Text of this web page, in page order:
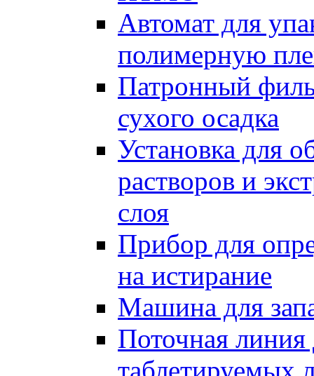
Автомат для
полимерную
Патронный
сухого осадка
Установка для
растворов и
слоя
Прибор для
на истирание
Машина для
Поточная линия
таблетируемых